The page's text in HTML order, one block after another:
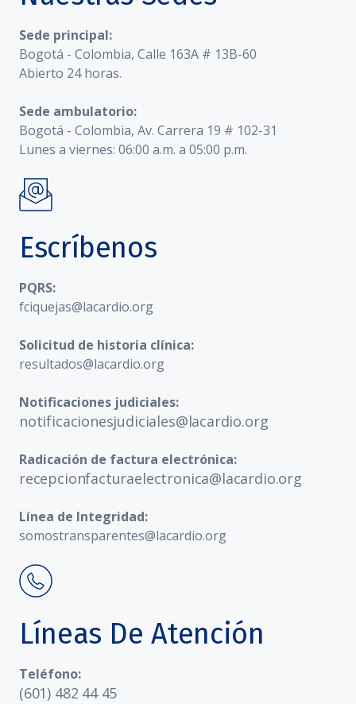
Sede principal:
Bogotá - Colombia, Calle 163A # 13B-60
Abierto 24 horas.
Sede ambulatorio:
Bogotá - Colombia, Av. Carrera 19 # 102-31
Lunes a viernes: 06:00 a.m. a 05:00 p.m.
Escríbenos
PQRS:
fciquejas@lacardio.org
Solicitud de historia clínica:
resultados@lacardio.org
Notificaciones judiciales:
notificacionesjudiciales@lacardio.org
Radicación de factura electrónica:
recepcionfacturaelectronica@lacardio.org
Línea de Integridad:
somostransparentes@lacardio.org
Líneas De Atención
Teléfono:
(601) 482 44 45